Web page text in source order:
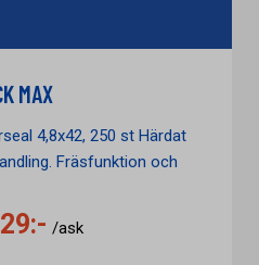
MAX
4,8x42, 250 st Härdat
Fräsfunktion och
/ask